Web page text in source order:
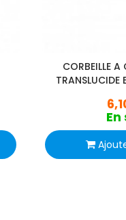
CORBEILLE A
TRANSLUCIDE